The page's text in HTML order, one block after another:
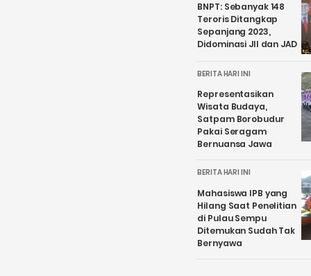
BNPT: Sebanyak 148
Teroris Ditangkap
Sepanjang 2023,
Didominasi JII dan JAD
BERITA HARI INI
Representasikan
Wisata Budaya,
Satpam Borobudur
Pakai Seragam
Bernuansa Jawa
BERITA HARI INI
Mahasiswa IPB yang
Hilang Saat Penelitian
di Pulau Sempu
Ditemukan Sudah Tak
Bernyawa